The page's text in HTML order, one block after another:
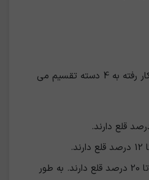
براساس درصد قلع به کار رفته به 4 دسته تقسیم می
هایی که حدود 12 تا 20 درصد قلع دارند. به طور